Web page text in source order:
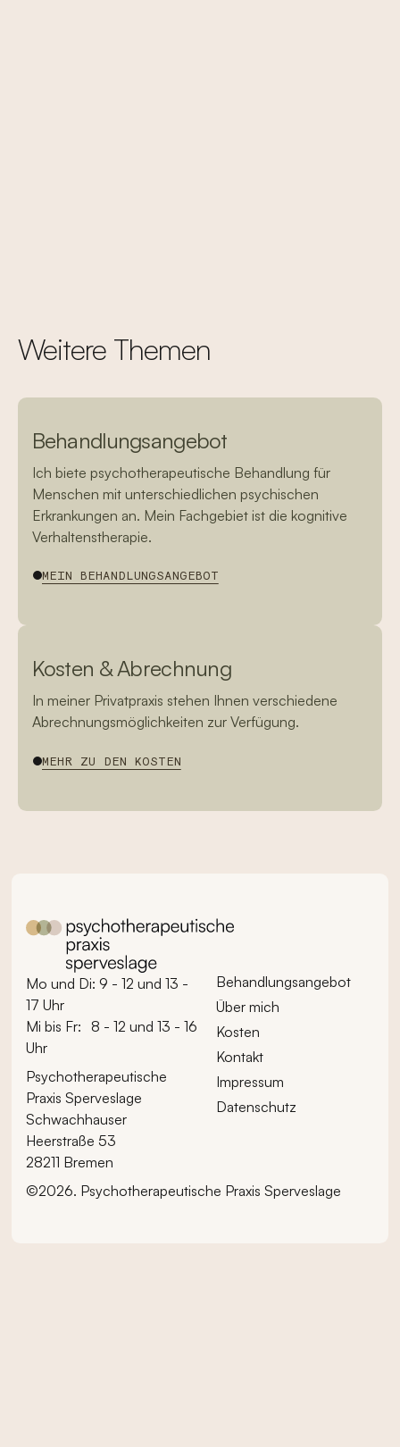
Weitere Themen
Behandlungsangebot
Ich biete psychotherapeutische Behandlung für
Menschen mit unterschiedlichen psychischen
Erkrankungen an. Mein Fachgebiet ist die kognitive
Verhaltenstherapie.
MEIN BEHANDLUNGSANGEBOT
Kosten & Abrechnung
In meiner Privatpraxis stehen Ihnen verschiedene
Abrechnungsmöglichkeiten zur Verfügung.
MEHR ZU DEN KOSTEN
Mo und Di: 9 - 12 und 13 -
17 Uhr
Mi bis Fr: 8 - 12 und 13 - 16
Uhr
Psychotherapeutische
Praxis Sperveslage
Schwachhauser
Heerstraße 53
28211 Bremen
Behandlungsangebot
Über mich
Kosten
Kontakt
Impressum
Datenschutz
©2026. Psychotherapeutische Praxis Sperveslage